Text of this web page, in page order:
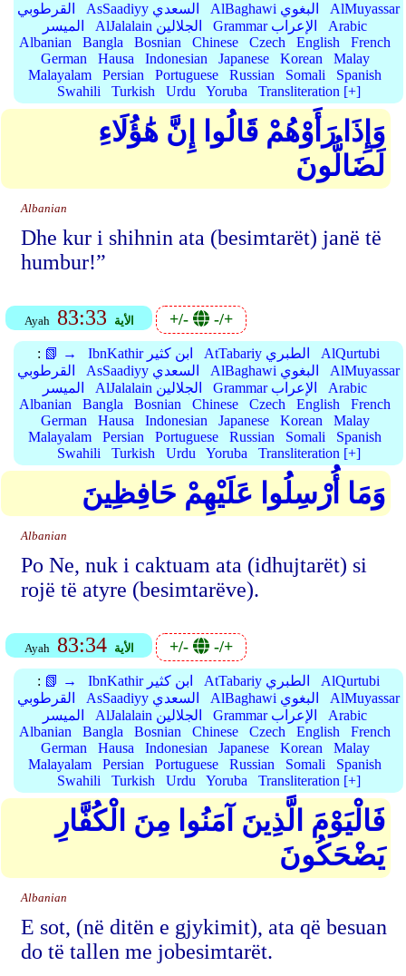
القرطوبي
AsSaadiyy السعدي AlBaghawi البغوي
AlMuyassar
الميسر
AlJalalain الجلالين Grammar الإعراب
Arabic
Albanian
Bangla Bosnian Chinese Czech English
French
German
Hausa Indonesian Japanese Korean
Malay
Malayalam
Persian Portuguese Russian Somali
Spanish
Swahili
Turkish Urdu Yoruba Transliteration [+]
وَإِذَا رَأَوْهُمْ قَالُوا إِنَّ هَٰؤُلَاءِ
لَضَالُّونَ
Albanian
Dhe kur i shihnin ata (besimtarët) janë të
humbur!”
Ayah 83:33 الأية +/- -/+
: 📗 → IbnKathir ابن كثير AtTabariy الطبري
AlQurtubi
القرطوبي
AsSaadiyy السعدي AlBaghawi البغوي
AlMuyassar
الميسر
AlJalalain الجلالين Grammar الإعراب
Arabic
Albanian
Bangla Bosnian Chinese Czech English
French
German
Hausa Indonesian Japanese Korean
Malay
Malayalam
Persian Portuguese Russian Somali
Spanish
Swahili
Turkish Urdu Yoruba Transliteration [+]
وَمَا أُرْسِلُوا عَلَيْهِمْ حَافِظِينَ
Albanian
Po Ne, nuk i caktuam ata (idhujtarët) si
rojë të atyre (besimtarëve).
Ayah 83:34 الأية +/- -/+
: 📗 → IbnKathir ابن كثير AtTabariy الطبري
AlQurtubi
القرطوبي
AsSaadiyy السعدي AlBaghawi البغوي
AlMuyassar
الميسر
AlJalalain الجلالين Grammar الإعراب
Arabic
Albanian
Bangla Bosnian Chinese Czech English
French
German
Hausa Indonesian Japanese Korean
Malay
Malayalam
Persian Portuguese Russian Somali
Spanish
Swahili
Turkish Urdu Yoruba Transliteration [+]
فَالْيَوْمَ الَّذِينَ آمَنُوا مِنَ الْكُفَّارِ
يَضْحَكُونَ
Albanian
E sot, (në ditën e gjykimit), ata që besuan
do të tallen me jobesimtarët.